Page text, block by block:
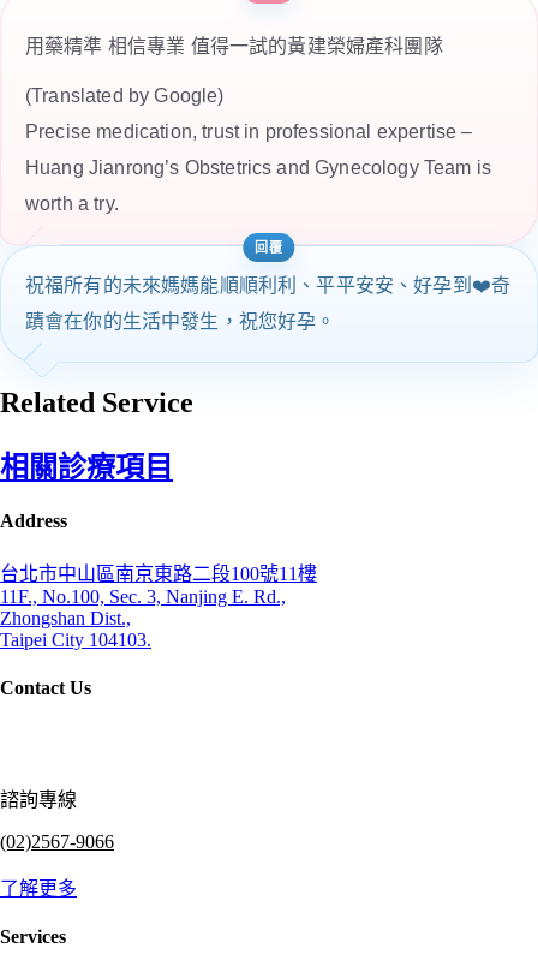
用藥精準 相信專業 值得一試的黃建榮婦產科團隊
(Translated by Google)
Precise medication, trust in professional expertise –
Huang Jianrong’s Obstetrics and Gynecology Team is
worth a try.
祝福所有的未來媽媽能順順利利、平平安安、好孕到❤️奇
蹟會在你的生活中發生，祝您好孕。
Related Service
相關診療項目
Address
台北市中山區南京東路二段100號11樓
11F., No.100, Sec. 3, Nanjing E. Rd.,
Zhongshan Dist.,
Taipei City 104103.
Contact Us
諮詢專線
(02)2567-9066
了解更多
Services